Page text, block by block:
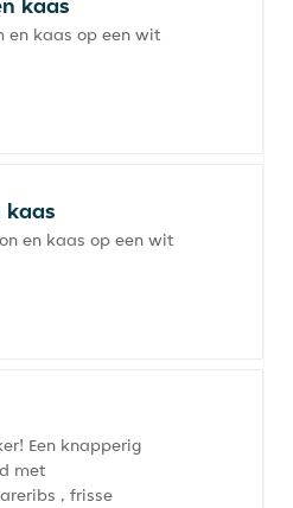
en kaas op een wit
kaas
en kaas op een wit
Een knapperig
met
, frisse